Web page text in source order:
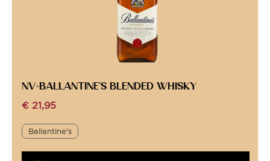
NV-BALLANTINE’S BLENDED WHISKY
€ 21,95
Ballantine's